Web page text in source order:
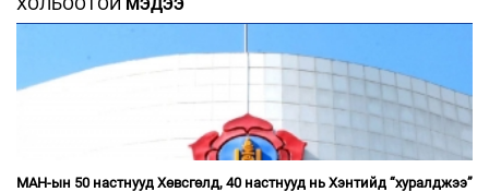
МЭДЭЭ
МАН-ын 50 настнууд Хөвсгөлд, 40 настнууд нь Хэнтийд “хуралджээ”